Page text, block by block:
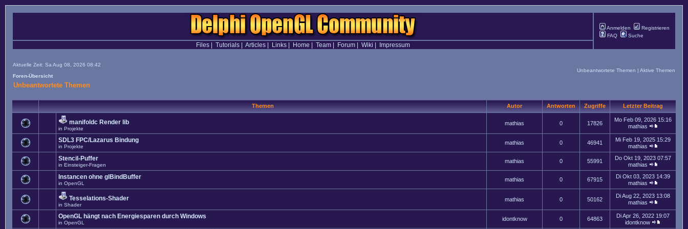
Anmelden
Registrieren
FAQ
Suche
Files| Tutorials| Articles| Links| Home Team| Forum| Wiki Impressum
Aktuelle Zeit: Sa Aug 08, 2026 08:42
Foren-Übersicht
Unbeantwortete Themen | Aktive Themen
Unbeantwortete Themen
Themen Autor Antworten Zugriffe Letzter Beitrag
manifoldc Render lib
in Projekte
mathias 0 17826
Mo Feb 09, 2026 15:16
mathias
SDL3 FPC/Lazarus Bindung
in Projekte
mathias 0 46941
Mi Feb 19, 2025 15:29
mathias
Stencil-Puffer
in Einsteiger-Fragen
mathias 0 55991
Do Okt 19, 2023 07:57
mathias
Instancen ohne glBindBuffer
in OpenGL
mathias 0 67915
Di Okt 03, 2023 14:39
mathias
Tesselations-Shader
in Shader
mathias 0 50162
Di Aug 22, 2023 13:08
mathias
OpenGL hängt nach Energiesparen durch Windows
in OpenGL
idontknow 0 64863
Di Apr 26, 2022 19:07
idontknow